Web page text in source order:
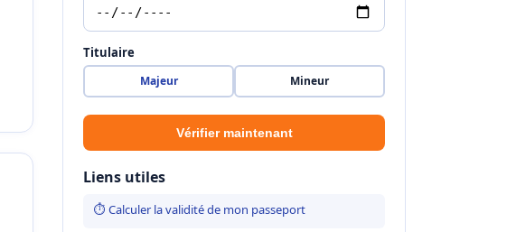
Titulaire
Majeur Mineur
Vérifier maintenant
Liens utiles
⏱ Calculer la validité de mon passeport